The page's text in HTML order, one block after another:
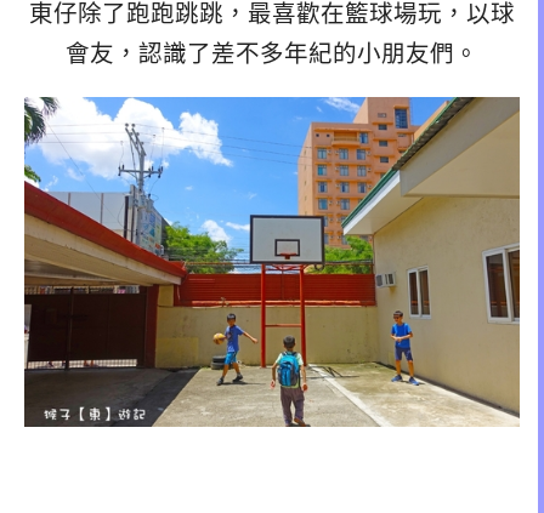
東仔除了跑跑跳跳，最喜歡在籃球場玩，以球
會友，認識了差不多年紀的小朋友們。